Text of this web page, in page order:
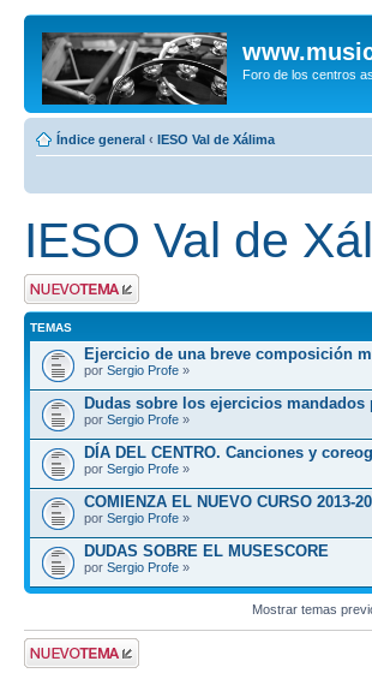
Foro de los centros
Índice general ‹ IESO Val de Xálima
IESO Val de
Publicar un nuevo
tema
TEMAS
Ejercicio de una breve composición
por Sergio Profe »
Dudas sobre los ejercicios mandados
por Sergio Profe »
DÍA DEL CENTRO. Canciones y
por Sergio Profe »
COMIENZA EL NUEVO CURSO 2013-
por Sergio Profe »
DUDAS SOBRE EL MUSESCORE
por Sergio Profe »
Mostrar temas
Publicar un nuevo
tema